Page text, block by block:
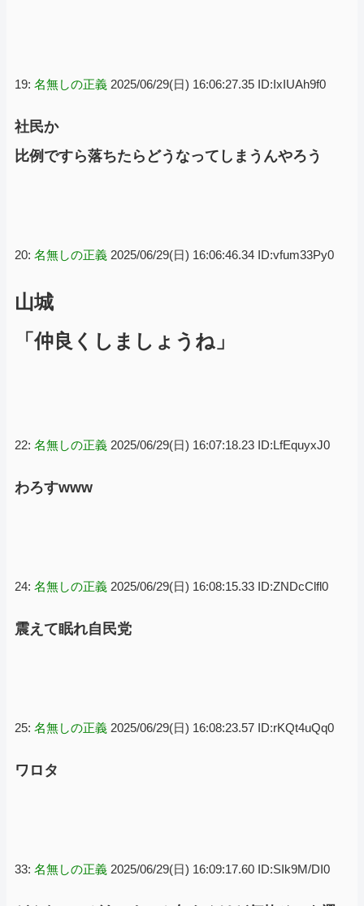
19: 名無しの正義 2025/06/29(日) 16:06:27.35 ID:IxIUAh9f0
社民か
比例ですら落ちたらどうなってしまうんやろう
20: 名無しの正義 2025/06/29(日) 16:06:46.34 ID:vfum33Py0
山城
「仲良くしましょうね」
22: 名無しの正義 2025/06/29(日) 16:07:18.23 ID:LfEquyxJ0
わろすwww
24: 名無しの正義 2025/06/29(日) 16:08:15.33 ID:ZNDcClfl0
震えて眠れ自民党
25: 名無しの正義 2025/06/29(日) 16:08:23.57 ID:rKQt4uQq0
ワロタ
33: 名無しの正義 2025/06/29(日) 16:09:17.60 ID:SIk9M/DI0